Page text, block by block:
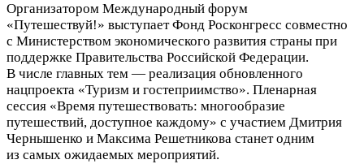
Организатором Международный форум
«Путешествуй!» выступает Фонд Росконгресс совместно
с Министерством экономического развития страны при
поддержке Правительства Российской Федерации.
В числе главных тем — реализация обновленного
нацпроекта «Туризм и гостеприимство». Пленарная
сессия «Время путешествовать: многообразие
путешествий, доступное каждому» с участием Дмитрия
Чернышенко и Максима Решетникова станет одним
из самых ожидаемых мероприятий.